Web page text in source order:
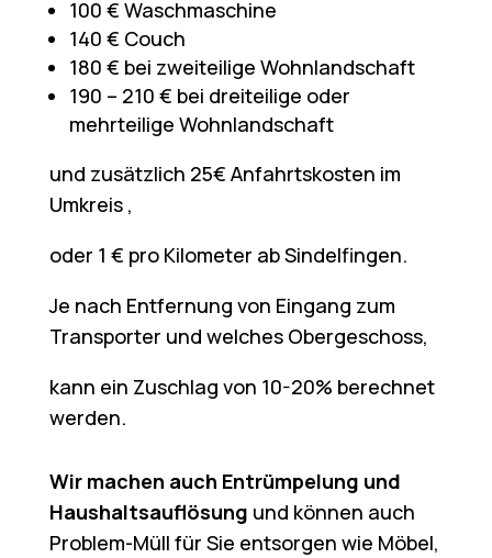
100 € Waschmaschine
140 € Couch
180 € bei zweiteilige Wohnlandschaft
190 – 210 € bei dreiteilige oder
mehrteilige Wohnlandschaft
und zusätzlich 25€ Anfahrtskosten im
Umkreis ,
oder 1 € pro Kilometer ab Sindelfingen.
Je nach Entfernung von Eingang zum
Transporter und welches Obergeschoss,
kann ein Zuschlag von 10-20% berechnet
werden.
Wir machen auch Entrümpelung und
Haushaltsauflösung und können auch
Problem-Müll für Sie entsorgen wie Möbel,